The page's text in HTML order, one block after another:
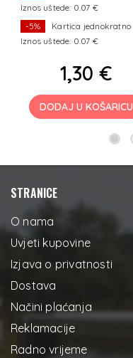
Iznos uštede: 0.07 €
-5%
Kartica jednokratno
Iznos uštede: 0.07 €
1,30 €
DODAJ U KOŠARICU
STRANICE
O nama
Uvjeti kupovine
Izjava o privatnosti
Dostava
Načini plaćanja
Reklamacije
Radno vrijeme